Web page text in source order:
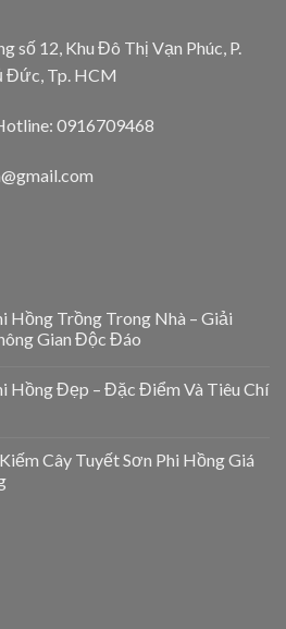
số 12, Khu Đô Thị Vạn Phúc, P.
Đức, Tp. HCM
0916709468
Hồng Trồng Trong Nhà – Giải
Gian Độc Đáo
Hồng Đẹp – Đặc Điểm Và Tiêu Chí
Cây Tuyết Sơn Phi Hồng Giá